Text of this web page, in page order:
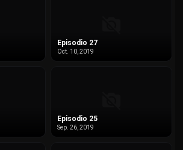
Episodio 27
Oct. 10, 2019
Episodio 25
Sep. 26, 2019